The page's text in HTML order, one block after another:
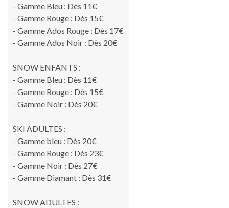
- Gamme Bleu : Dès 11€
- Gamme Rouge : Dès 15€
- Gamme Ados Rouge : Dès 17€
- Gamme Ados Noir : Dès 20€
SNOW ENFANTS :
- Gamme Bleu : Dès 11€
- Gamme Rouge : Dès 15€
- Gamme Noir : Dès 20€
SKI ADULTES :
- Gamme bleu : Dès 20€
- Gamme Rouge : Dès 23€
- Gamme Noir : Dès 27€
- Gamme Diamant : Dès 31€
SNOW ADULTES :